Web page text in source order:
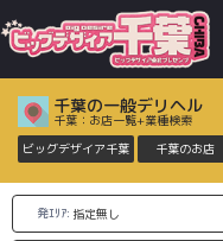
千葉の一般デリヘル
千葉：お店一覧+業種検索
ビッグデザイア千葉
千葉のお店
発ｴﾘｱ: